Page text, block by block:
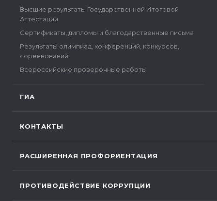
Высшие результаты Государственной Итоговой
Аттестации
Сертификаты, дипломы и благодарственные письма
Результаты олимпиад, конференций, конкурсов,
соревнований
Всероссийские проверочные работы
ГИА
КОНТАКТЫ
РАСШИРЕННАЯ ПРОФОРИЕНТАЦИЯ
ПРОТИВОДЕЙСТВИЕ КОРРУПЦИИ